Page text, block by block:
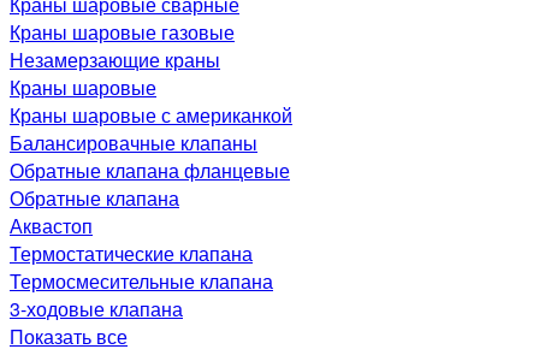
Краны шаровые газовые
Незамерзающие краны
Краны шаровые
Краны шаровые с американкой
Балансировачные клапаны
Обратные клапана фланцевые
Обратные клапана
Аквастоп
Термостатические клапана
Термосмесительные клапана
3-ходовые клапана
Показать все